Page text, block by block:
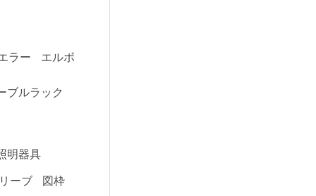
ラー エルボ
ブルラック
明器具
ーブ 図枠